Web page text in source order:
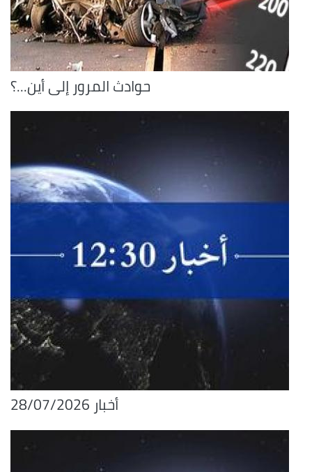
حوادث المرور إلى أين...؟
أخبار 28/07/2026